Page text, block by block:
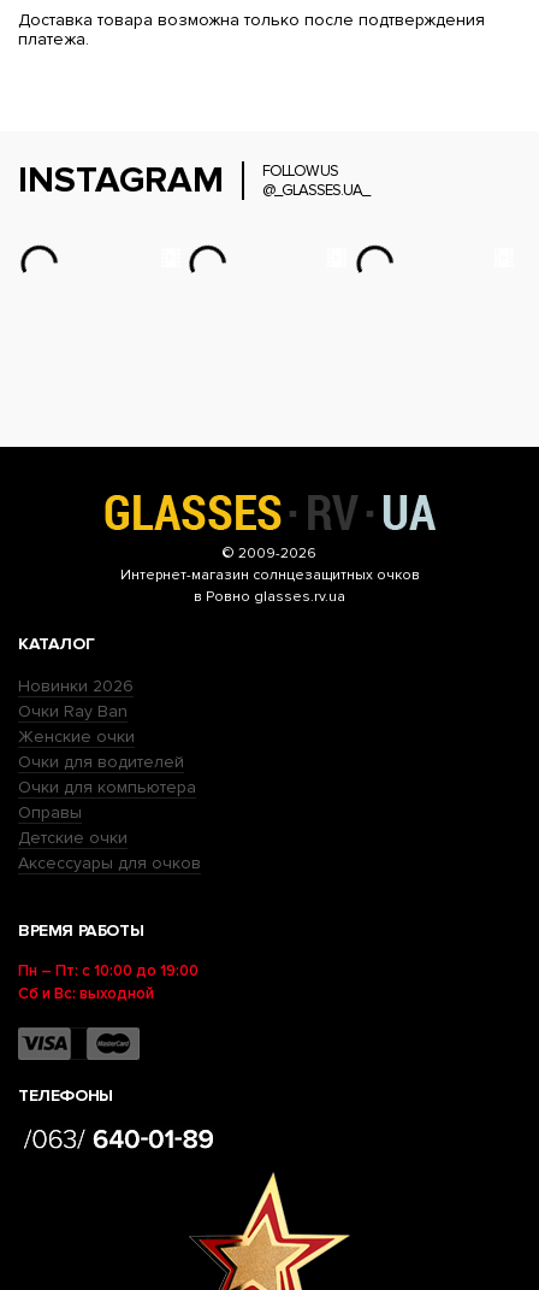
Доставка товара возможна только после подтверждения
платежа.
INSTAGRAM
FOLLOW US
@_GLASSES.UA_
© 2009-2026
Интернет-магазин солнцезащитных очков
в Ровно glasses.rv.ua
КАТАЛОГ
Новинки 2026
Очки Ray Ban
Женские очки
Очки для водителей
Очки для компьютера
Оправы
Детские очки
Аксессуары для очков
ВРЕМЯ РАБОТЫ
Пн – Пт: с 10:00 до 19:00
Сб и Вс: выходной
ТЕЛЕФОНЫ